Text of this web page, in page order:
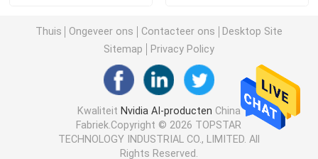
Brocade FC SFP -module
Brokaatsan Schakelaar
De Vergunning van de brokaatpeul
Thuis Ongeveer ons Contacteer ons
Desktop Site
Sitemap
Privacy Policy
Kwaliteit Nvidia AI-producten China
Fabriek.Copyright © 2026 TOPSTAR
TECHNOLOGY INDUSTRIAL CO., LIMITED. All
Rights Reserved.